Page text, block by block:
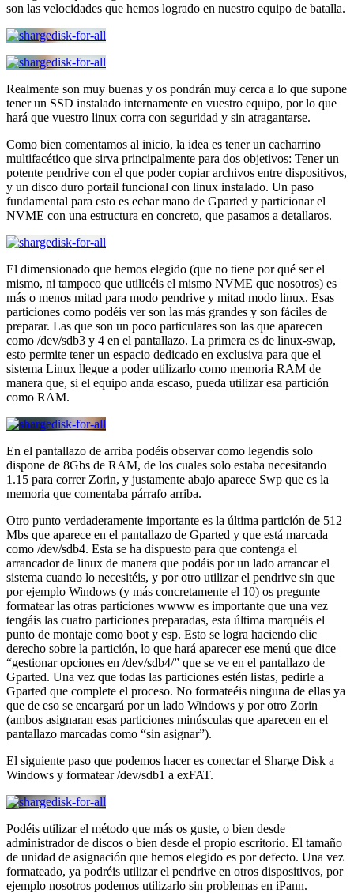
son las velocidades que hemos logrado en nuestro equipo de batalla.
Realmente son muy buenas y os pondrán muy cerca a lo que supone
tener un SSD instalado internamente en vuestro equipo, por lo que
hará que vuestro linux corra con seguridad y sin atragantarse.
Como bien comentamos al inicio, la idea es tener un cacharrino
multifacético que sirva principalmente para dos objetivos: Tener un
potente pendrive con el que poder copiar archivos entre dispositivos,
y un disco duro portail funcional con linux instalado. Un paso
fundamental para esto es echar mano de Gparted y particionar el
NVME con una estructura en concreto, que pasamos a detallaros.
El dimensionado que hemos elegido (que no tiene por qué ser el
mismo, ni tampoco que utilicéis el mismo NVME que nosotros) es
más o menos mitad para modo pendrive y mitad modo linux. Esas
particiones como podéis ver son las más grandes y son fáciles de
preparar. Las que son un poco particulares son las que aparecen
como /dev/sdb3 y 4 en el pantallazo. La primera es de linux-swap,
esto permite tener un espacio dedicado en exclusiva para que el
sistema Linux llegue a poder utilizarlo como memoria RAM de
manera que, si el equipo anda escaso, pueda utilizar esa partición
como RAM.
En el pantallazo de arriba podéis observar como legendis solo
dispone de 8Gbs de RAM, de los cuales solo estaba necesitando
1.15 para correr Zorin, y justamente abajo aparece Swp que es la
memoria que comentaba párrafo arriba.
Otro punto verdaderamente importante es la última partición de 512
Mbs que aparece en el pantallazo de Gparted y que está marcada
como /dev/sdb4. Esta se ha dispuesto para que contenga el
arrancador de linux de manera que podáis por un lado arrancar el
sistema cuando lo necesitéis, y por otro utilizar el pendrive sin que
por ejemplo Windows (y más concretamente el 10) os pregunte
formatear las otras particiones wwww es importante que una vez
tengáis las cuatro particiones preparadas, esta última marquéis el
punto de montaje como boot y esp. Esto se logra haciendo clic
derecho sobre la partición, lo que hará aparecer ese menú que dice
“gestionar opciones en /dev/sdb4/” que se ve en el pantallazo de
Gparted. Una vez que todas las particiones estén listas, pedirle a
Gparted que complete el proceso. No formateéis ninguna de ellas ya
que de eso se encargará por un lado Windows y por otro Zorin
(ambos asignaran esas particiones minúsculas que aparecen en el
pantallazo marcadas como “sin asignar”).
El siguiente paso que podemos hacer es conectar el Sharge Disk a
Windows y formatear /dev/sdb1 a exFAT.
Podéis utilizar el método que más os guste, o bien desde
administrador de discos o bien desde el propio escritorio. El tamaño
de unidad de asignación que hemos elegido es por defecto. Una vez
formateado, ya podréis utilizar el pendrive en otros dispositivos, por
ejemplo nosotros podemos utilizarlo sin problemas en iPann.